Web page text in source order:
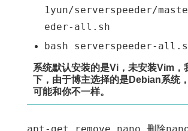
1yun/serverspeeder/
eder-all.sh
bash serverspeeder-
系统默认安装的是Vi，未安装Vim，
下，由于博主选择的是Debian系统
可能和你不一样。